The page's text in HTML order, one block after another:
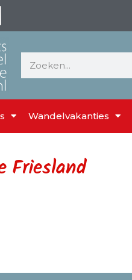
Wandelvakanties
Friesland